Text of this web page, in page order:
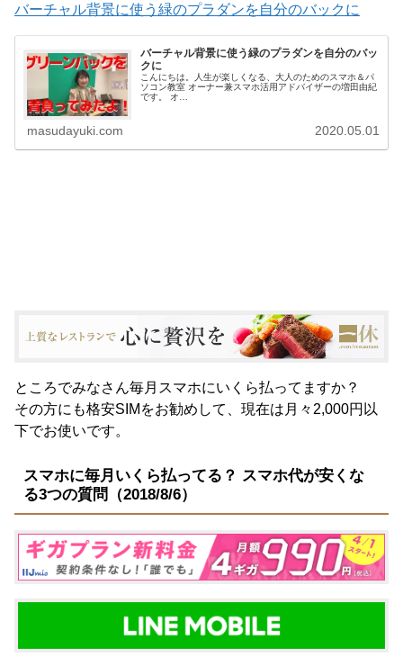
バーチャル背景に使う緑のプラダンを自分のバックに
バーチャル背景に使う緑のプラダンを自分のバッ
クに
こんにちは。人生が楽しくなる、大人のためのスマホ＆パ
ソコン教室 オーナー兼スマホ活用アドバイザーの増田由紀
です。 オ…
masudayuki.com 2020.05.01
ところでみなさん毎月スマホにいくら払ってますか？
その方にも格安SIMをお勧めして、現在は月々2,000円以
下でお使いです。
スマホに毎月いくら払ってる？ スマホ代が安くな
る3つの質問（2018/8/6）